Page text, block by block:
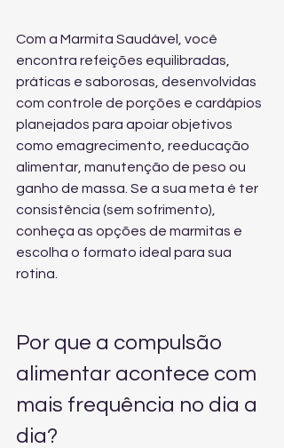
Com a Marmita Saudável, você
encontra refeições equilibradas,
práticas e saborosas, desenvolvidas
com controle de porções e cardápios
planejados para apoiar objetivos
como emagrecimento, reeducação
alimentar, manutenção de peso ou
ganho de massa. Se a sua meta é ter
consistência (sem sofrimento),
conheça as opções de marmitas e
escolha o formato ideal para sua
rotina.
Por que a compulsão
alimentar acontece com
mais frequência no dia a
dia?